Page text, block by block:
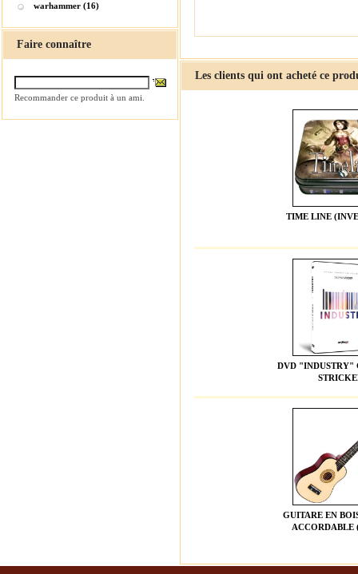
warhammer (16)
Faire connaître
Recommander ce produit à un ami.
Les clients qui ont acheté ce
TIME LINE
DVD "INDUSTRY"
GUITARE EN
ACCORDABLE